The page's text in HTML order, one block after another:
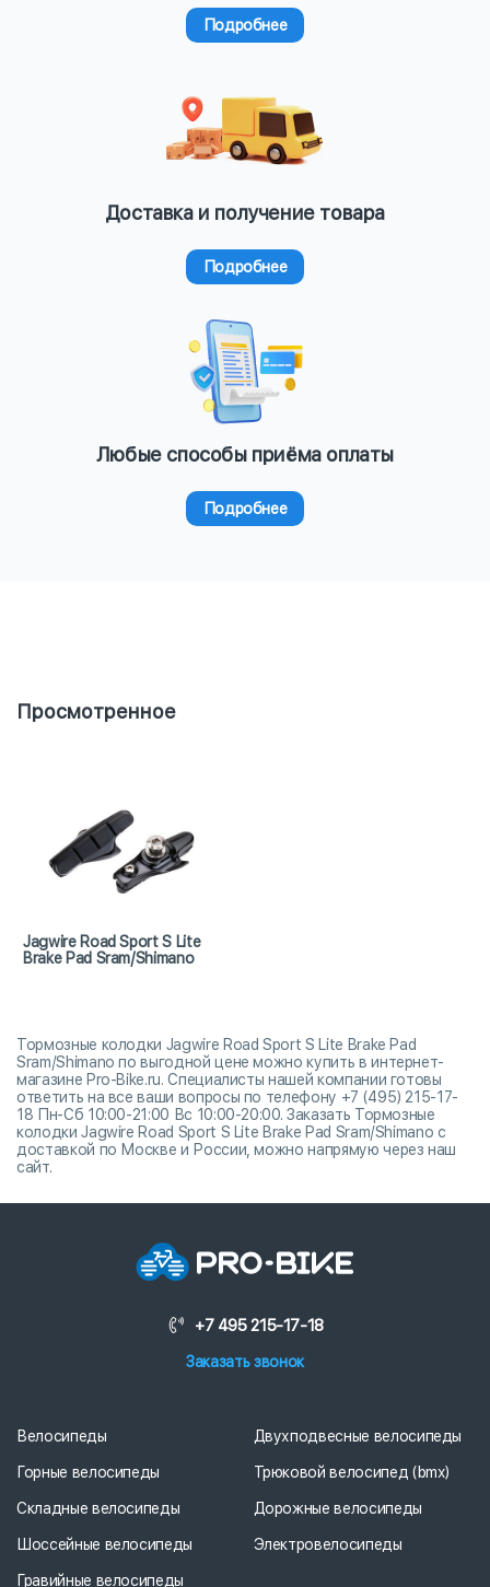
Подробнее
Доставка и получение товара
Подробнее
Любые способы приёма оплаты
Подробнее
Просмотренное
Jagwire Road Sport S Lite
Brake Pad Sram/Shimano
Тормозные колодки Jagwire Road Sport S Lite Brake Pad
Sram/Shimano по выгодной цене можно купить в интернет-
магазине Pro-Bike.ru. Специалисты нашей компании готовы
ответить на все ваши вопросы по телефону +7 (495) 215-17-
18 Пн-Сб 10:00-21:00 Вс 10:00-20:00. Заказать Тормозные
колодки Jagwire Road Sport S Lite Brake Pad Sram/Shimano с
доставкой по Москве и России, можно напрямую через наш
сайт.
+7 495 215-17-18
Заказать звонок
Велосипеды
Горные велосипеды
Складные велосипеды
Шоссейные велосипеды
Гравийные велосипеды
Двухподвесные велосипеды
Трюковой велосипед (bmx)
Дорожные велосипеды
Электровелосипеды